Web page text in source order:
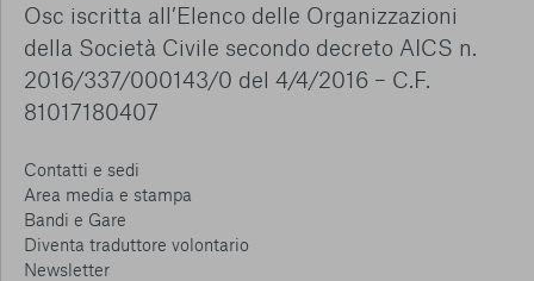
Osc iscritta all’Elenco delle Organizzazioni
della Società Civile secondo decreto AICS n.
2016/337/000143/0 del 4/4/2016 – C.F.
81017180407
Contatti e sedi
Area media e stampa
Bandi e Gare
Diventa traduttore volontario
Newsletter